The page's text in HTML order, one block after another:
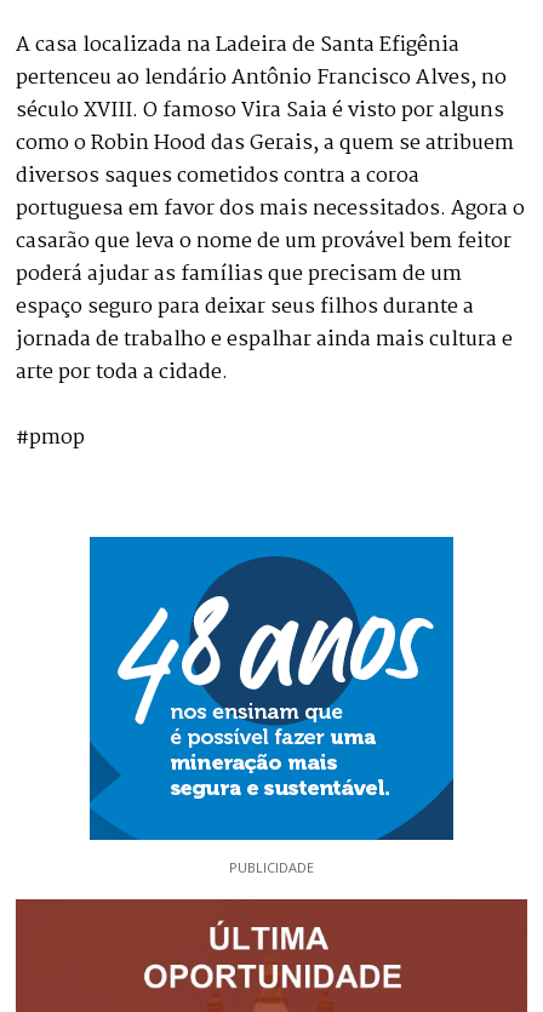
A casa localizada na Ladeira de Santa Efigênia
pertenceu ao lendário Antônio Francisco Alves, no
século XVIII. O famoso Vira Saia é visto por alguns
como o Robin Hood das Gerais, a quem se atribuem
diversos saques cometidos contra a coroa
portuguesa em favor dos mais necessitados. Agora o
casarão que leva o nome de um provável bem feitor
poderá ajudar as famílias que precisam de um
espaço seguro para deixar seus filhos durante a
jornada de trabalho e espalhar ainda mais cultura e
arte por toda a cidade.
#pmop
PUBLICIDADE